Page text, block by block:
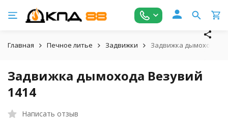
Главная Печное литье Задвижки Задвижка дымохода
Задвижка дымохода Везувий
1414
Написать отзыв